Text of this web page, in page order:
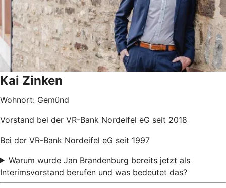
Kai Zinken
Wohnort: Gemünd
Vorstand bei der VR-Bank Nordeifel eG seit 2018
Bei der VR-Bank Nordeifel eG seit 1997
Warum wurde Jan Brandenburg bereits jetzt als
Interimsvorstand berufen und was bedeutet das?